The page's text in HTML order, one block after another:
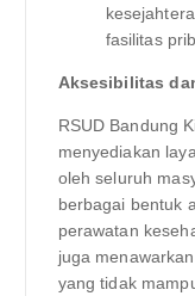
fasilitas
Aksesibilitas
RSUD Bandung
menyediakan
oleh seluruh
berbagai bentuk
perawatan
juga
yang tidak